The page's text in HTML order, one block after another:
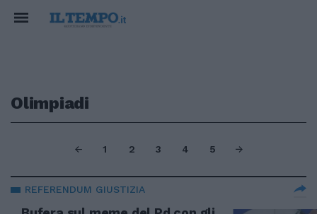
Olimpiadi
1 2 3 4 5
REFERENDUM GIUSTIZIA